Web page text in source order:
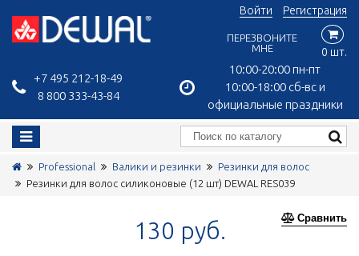
+7 495 212-18-49
8 800 333-43-84
10:00-20:00 пн-пт
10:00-18:00 сб-вс и
официальные праздники
Войти Регистрация
ПЕРЕЗВОНИТЕ
МНЕ
0 шт.
Professional Валики и резинки
Резинки для волос
Резинки для волос силиконовые (12 шт) DEWAL RES039
Сравнить
130 руб.